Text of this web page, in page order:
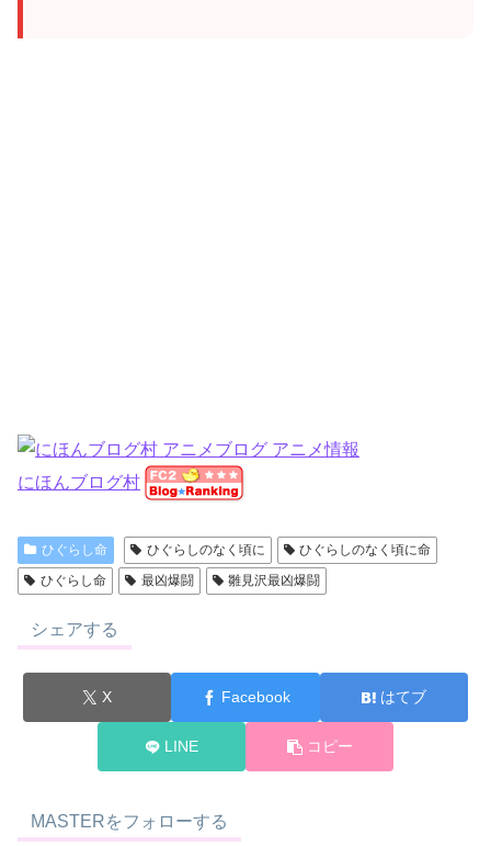
にほんブログ村
ひぐらし命 ひぐらしのなく頃に
ひぐらしのなく頃に命
ひぐらし命
最凶爆闘 雛見沢最凶爆闘
シェアする
X Facebook はてブ
LINE コピー
MASTERをフォローする